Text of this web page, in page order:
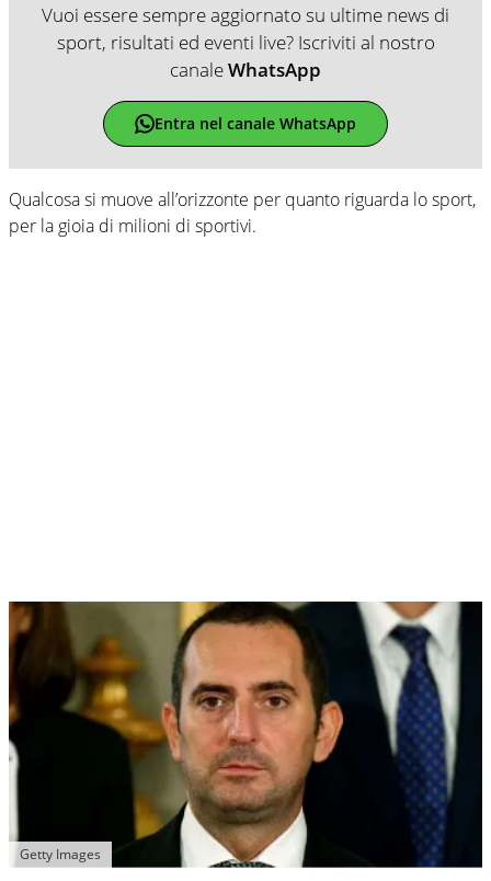
Vuoi essere sempre aggiornato su ultime news di
sport, risultati ed eventi live? Iscriviti al nostro
canaleWhatsApp
Entra nel canale WhatsApp
Qualcosa si muove all’orizzonte per quanto riguarda lo sport,
per la gioia di milioni di sportivi.
Getty Images